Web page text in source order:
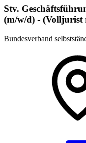
Stv.
(m/w/d) - (Volljurist
Bundesverband